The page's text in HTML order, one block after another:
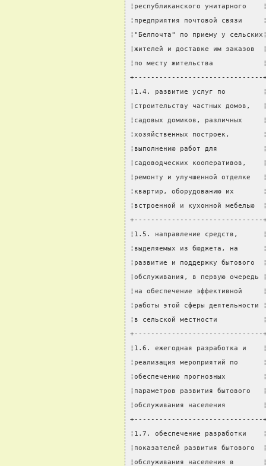
¦республиканского
¦предприятия почтовой
¦"Белпочта" по приему у
¦жителей и доставке им
¦по месту жительства
+-------------------------------
¦1.4. развитие услуг по
¦строительству частных
¦садовых домиков,
¦хозяйственных
¦выполнению работ для
¦садоводческих
¦ремонту и улучшенной
¦квартир, оборудованию
¦встроенной и кухонной
+-------------------------------
¦1.5. направление средств,
¦выделяемых из бюджета, на
¦развитие и поддержку
¦обслуживания, в первую
¦на обеспечение
¦работы этой сферы
¦в сельской местности
+-------------------------------
¦1.6. ежегодная разработка и
¦реализация мероприятий по
¦обеспечению прогнозных
¦параметров развития
¦обслуживания населения
+-------------------------------
¦1.7. обеспечение разработки
¦показателей развития
¦обслуживания